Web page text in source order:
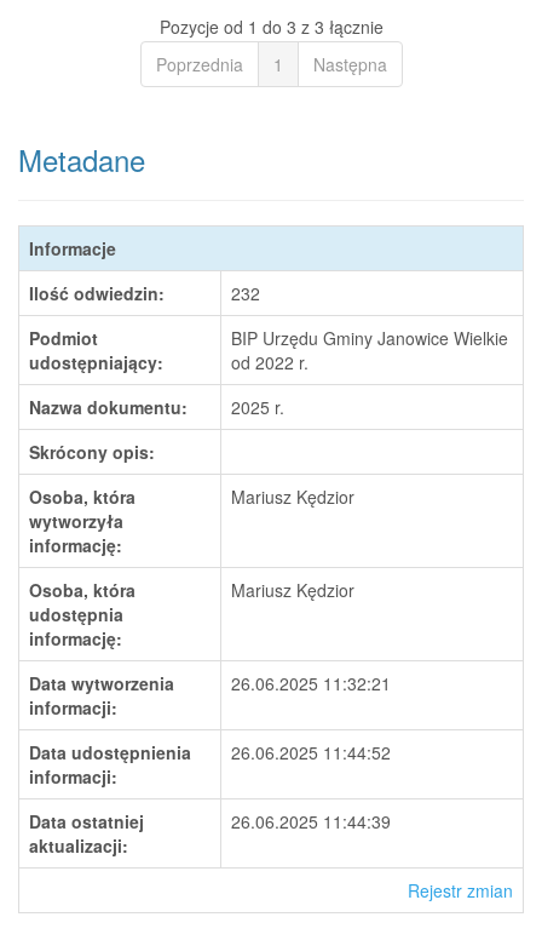
Pozycje od 1 do 3 z 3 łącznie
Poprzednia
1 Następna
Metadane
Informacje
Ilość odwiedzin:
232
Podmiot
udostępniający:
BIP Urzędu Gminy Janowice Wielkie
od 2022 r.
Nazwa dokumentu:
2025 r.
Skrócony opis:
Osoba, która
wytworzyła
informację:
Mariusz Kędzior
Osoba, która
udostępnia
informację:
Mariusz Kędzior
Data wytworzenia
informacji:
26.06.2025 11:32:21
Data udostępnienia
informacji:
26.06.2025 11:44:52
Data ostatniej
aktualizacji:
26.06.2025 11:44:39
Rejestr zmian